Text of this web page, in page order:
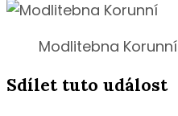
Modlitebna Korunní
Sdílet tuto událost